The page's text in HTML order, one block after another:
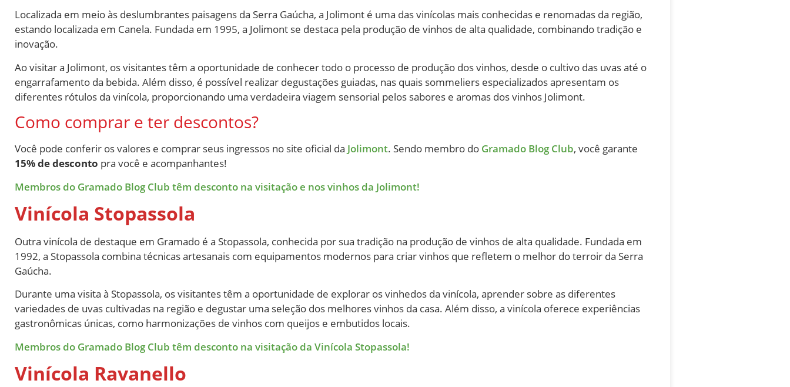
Localizada em meio às deslumbrantes paisagens da Serra Gaúcha, a Jolimont é uma das vinícolas mais conhecidas e renomadas da região,
estando localizada em Canela. Fundada em 1995, a Jolimont se destaca pela produção de vinhos de alta qualidade, combinando tradição e
inovação.
Ao visitar a Jolimont, os visitantes têm a oportunidade de conhecer todo o processo de produção dos vinhos, desde o cultivo das uvas até o
engarrafamento da bebida. Além disso, é possível realizar degustações guiadas, nas quais sommeliers especializados apresentam os
diferentes rótulos da vinícola, proporcionando uma verdadeira viagem sensorial pelos sabores e aromas dos vinhos Jolimont.
Como comprar e ter descontos?
Você pode conferir os valores e comprar seus ingressos no site oficial da Jolimont. Sendo membro do Gramado Blog Club, você garante
15% de desconto pra você e acompanhantes!
Membros do Gramado Blog Club têm desconto na visitação e nos vinhos da Jolimont!
Vinícola Stopassola
Outra vinícola de destaque em Gramado é a Stopassola, conhecida por sua tradição na produção de vinhos de alta qualidade. Fundada em
1992, a Stopassola combina técnicas artesanais com equipamentos modernos para criar vinhos que refletem o melhor do terroir da Serra
Gaúcha.
Durante uma visita à Stopassola, os visitantes têm a oportunidade de explorar os vinhedos da vinícola, aprender sobre as diferentes
variedades de uvas cultivadas na região e degustar uma seleção dos melhores vinhos da casa. Além disso, a vinícola oferece experiências
gastronômicas únicas, como harmonizações de vinhos com queijos e embutidos locais.
Membros do Gramado Blog Club têm desconto na visitação da Vinícola Stopassola!
Vinícola Ravanello